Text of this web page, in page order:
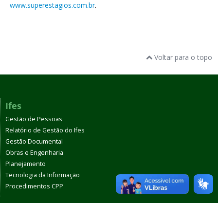
www.superestagios.com.br.
Voltar para o topo
Ifes
Gestão de Pessoas
Relatório de Gestão do Ifes
Gestão Documental
Obras e Engenharia
Planejamento
Tecnologia da Informação
Procedimentos CPP